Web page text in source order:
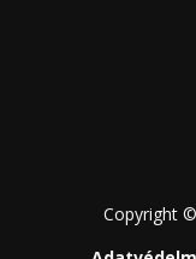
Copyright